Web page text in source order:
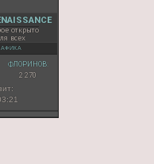
открыто
всех
ФЛОРИНОВ:
2 270